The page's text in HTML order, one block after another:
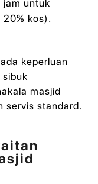
jam untuk
kos).
keperluan
masjid
servis standard.